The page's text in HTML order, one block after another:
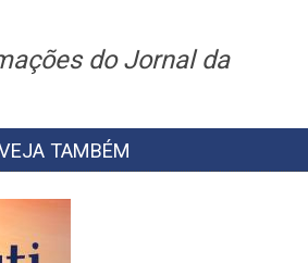
do Jornal da
TAMBÉM